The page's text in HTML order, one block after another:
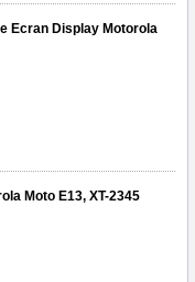
Ecran Display Motorola
Moto E13, XT-2345